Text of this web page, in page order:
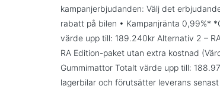
kampanjerbjudanden: Välj det
rabatt på bilen • Kampanjränta 0,99%*
värde upp till: 189.240kr Alternativ 2 –
RA Edition-paket utan extra kostnad
Gummimattor Totalt värde upp till:
lagerbilar och förutsätter leverans